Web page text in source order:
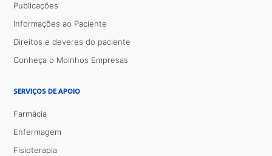
Publicações
Informações ao Paciente
Direitos e deveres do paciente
Conheça o Moinhos Empresas
SERVIÇOS DE APOIO
Farmácia
Enfermagem
Fisioterapia